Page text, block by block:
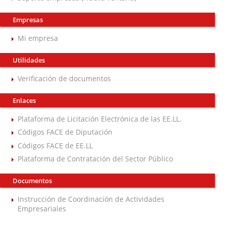
Empresas
Mi empresa
Utilidades
Verificación de documentos
Enlaces
Plataforma de Licitación Electrónica de las EE.LL.
Códigos FACE de Diputación
Códigos FACE de EE.LL
Plataforma de Contratación del Sector Público
Documentos
Instrucción de Coordinación de Actividades
Empresariales